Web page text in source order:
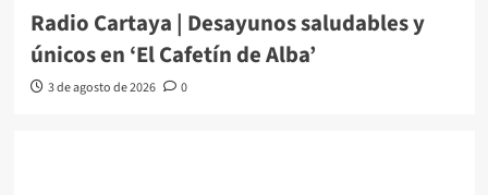
Radio Cartaya | Desayunos saludables y
únicos en ‘El Cafetín de Alba’
3 de agosto de 2026 0